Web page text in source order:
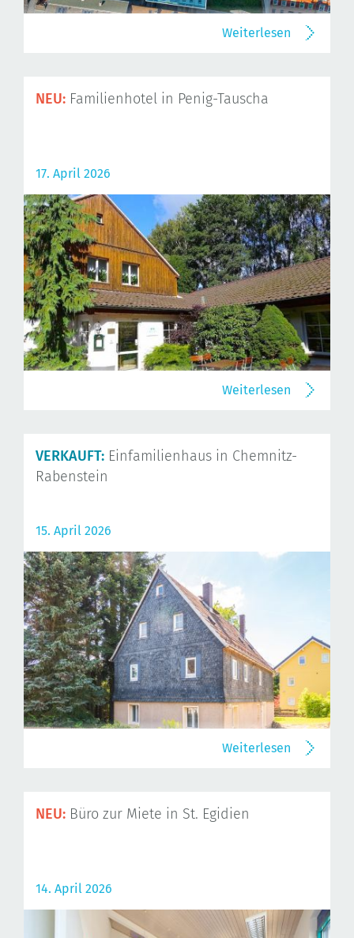
Weiterlesen
NEU: Familienhotel in Penig-Tauscha
17. April 2026
Weiterlesen
VERKAUFT: Einfamilienhaus in Chemnitz-
Rabenstein
15. April 2026
Weiterlesen
NEU: Büro zur Miete in St. Egidien
14. April 2026